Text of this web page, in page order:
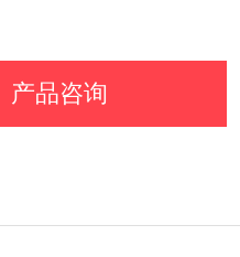
产品咨询